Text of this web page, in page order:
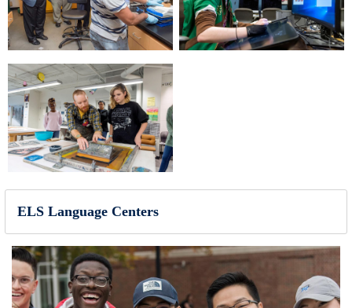
ELS Language Centers